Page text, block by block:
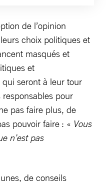
de l’opinion
choix politiques et
masqués et
et
qui seront à leur tour
pour
pas faire plus, de
pouvoir faire : « Vous
n’est pas
de conseils